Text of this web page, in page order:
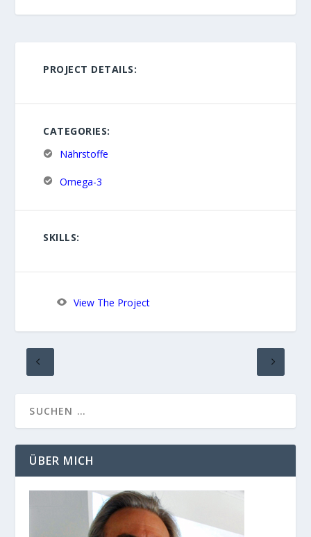
PROJECT DETAILS:
CATEGORIES:
Nährstoffe
Omega-3
SKILLS:
View The Project
ÜBER MICH